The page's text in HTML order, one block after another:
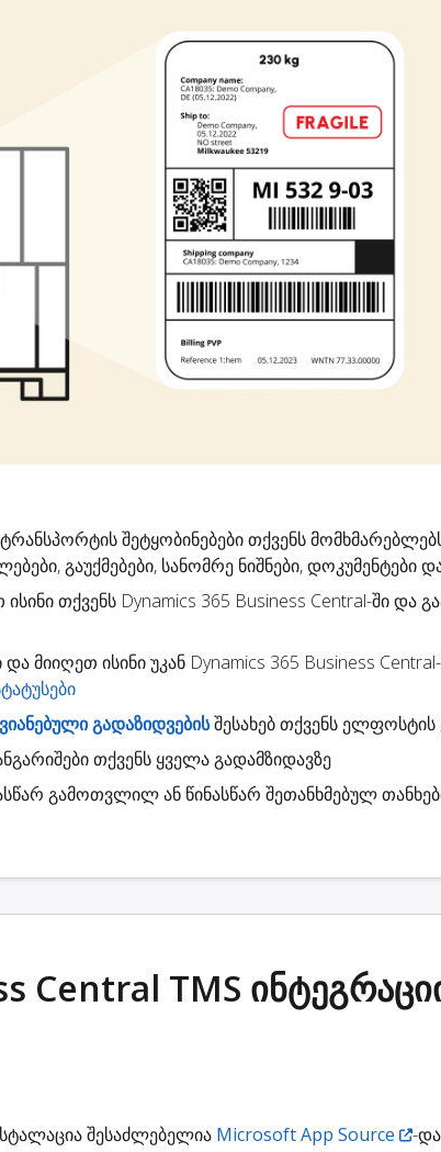
ტრანსპორტის შეტყობინებებითქვენს
გაუქმებები, სანომრე ნიშნები, დოკუმენტები
ისინი თქვენს Dynamics 365 Business Central-ში და
და მიიღეთ ისინი უკან Dynamics 365 Business
გადაზიდვებისშესახებ თქვენს ელფოსტის
თქვენს ყველა გადამზიდავზე
გამოთვლილ ან წინასწარ შეთანხმებულ
Central TMS
შესაძლებელია Microsoft App Source -